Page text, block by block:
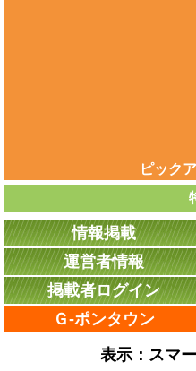
ピック
情報掲載
運営者情報
掲載者ログイン
Ｇ-ポンタウン
表示：スマ